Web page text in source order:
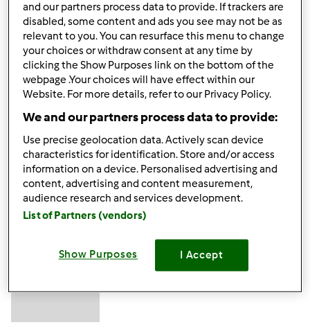
Kwas asparaginowy:1.18 g Tłuszcze:0.66 g Kwasy
tłuszczowe nasycone:0.08 g 16 :0: 0.07 g 18 :0: 0.01 g
Kwasy tłuszczowe jednonienasycone:0.05 g Kwasy
tłuszczowe omega-9:0.05 Kwas oleinowy 18:1 (n-9):0.05
g Kwasy tłuszczowe wielonienasycone:0.38 g 18:2
niezróżnicowanych:0.14 g 18:3 niezróżnicowanych:0.24 g
Góra strony
Zalogujlub zarejestruj sięaby dodawać
komentarze
ElaK (niezweryfikowany)
and our partners process data to provide. If trackers are
disabled, some content and ads you see may not be as
relevant to you. You can resurface this menu to change
your choices or withdraw consent at any time by
clicking the Show Purposes link on the bottom of the
webpage .Your choices will have effect within our
Website. For more details, refer to our Privacy Policy.
We and our partners process data to provide:
Use precise geolocation data. Actively scan device
characteristics for identification. Store and/or access
information on a device. Personalised advertising and
content, advertising and content measurement,
audience research and services development.
List of Partners (vendors)
Show Purposes I Accept